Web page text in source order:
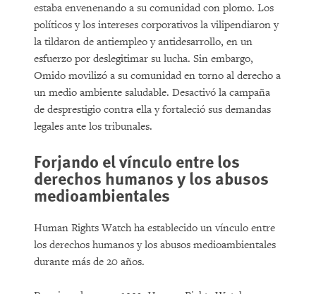
estaba envenenando a su comunidad con plomo. Los
políticos y los intereses corporativos la vilipendiaron y
la tildaron de antiempleo y antidesarrollo, en un
esfuerzo por deslegitimar su lucha. Sin embargo,
Omido movilizó a su comunidad en torno al derecho a
un medio ambiente saludable. Desactivó la campaña
de desprestigio contra ella y fortaleció sus demandas
legales ante los tribunales.
Forjando el vínculo entre los
derechos humanos y los abusos
medioambientales
Human Rights Watch ha establecido un vínculo entre
los derechos humanos y los abusos medioambientales
durante más de 20 años.